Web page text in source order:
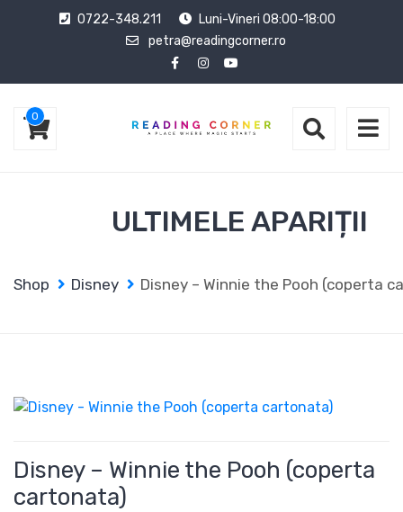
0722-348.211
Luni-Vineri 08:00-18:00
petra@readingcorner.ro
0
ULTIMELE APARIȚII
Shop Disney Disney – Winnie the Pooh (coperta
Disney – Winnie the Pooh (coperta
cartonata)